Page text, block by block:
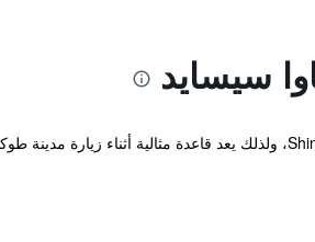
سيسايد